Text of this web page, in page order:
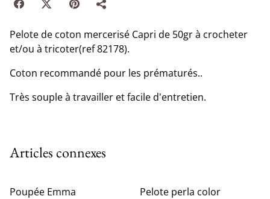
Pelote de coton mercerisé Capri de 50gr à crocheter
et/ou à tricoter(ref 82178).
Coton recommandé pour les prématurés..
Très souple à travailler et facile d'entretien.
Articles connexes
Poupée Emma %
Pelote perla color